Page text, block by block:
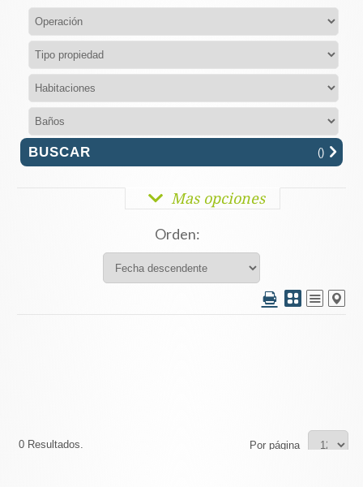
()
Mas opciones
Orden:
0 Resultados. Por página